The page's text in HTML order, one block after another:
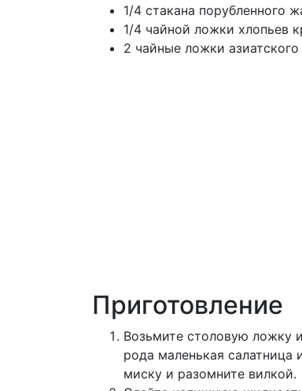
1/4 стакана порубленного
1/4 чайной ложки хлопьев
2 чайные ложки
Приготовление
Возьмите столовую ложку
рода маленькая
миску и разомните вилкой.